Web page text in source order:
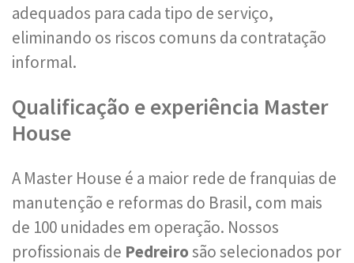
adequados para cada tipo de serviço,
eliminando os riscos comuns da contratação
informal.
Qualificação e experiência Master
House
A Master House é a maior rede de franquias de
manutenção e reformas do Brasil, com mais
de 100 unidades em operação. Nossos
profissionais de Pedreirosão selecionados por